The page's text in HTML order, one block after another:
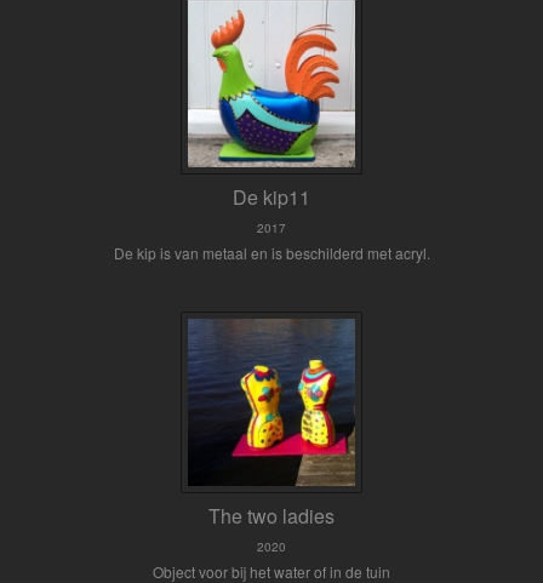
De kip11
2017
De kip is van metaal en is beschilderd met acryl.
The two ladies
2020
Object voor bij het water of in de tuin